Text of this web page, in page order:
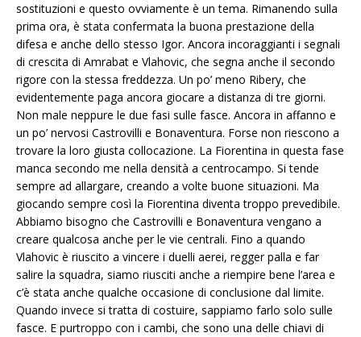
sostituzioni e questo ovviamente è un tema. Rimanendo sulla
prima ora, è stata confermata la buona prestazione della
difesa e anche dello stesso Igor. Ancora incoraggianti i segnali
di crescita di Amrabat e Vlahovic, che segna anche il secondo
rigore con la stessa freddezza. Un po’ meno Ribery, che
evidentemente paga ancora giocare a distanza di tre giorni.
Non male neppure le due fasi sulle fasce. Ancora in affanno e
un po’ nervosi Castrovilli e Bonaventura. Forse non riescono a
trovare la loro giusta collocazione. La Fiorentina in questa fase
manca secondo me nella densità a centrocampo. Si tende
sempre ad allargare, creando a volte buone situazioni. Ma
giocando sempre così la Fiorentina diventa troppo prevedibile.
Abbiamo bisogno che Castrovilli e Bonaventura vengano a
creare qualcosa anche per le vie centrali. Fino a quando
Vlahovic è riuscito a vincere i duelli aerei, regger palla e far
salire la squadra, siamo riusciti anche a riempire bene l’area e
c’è stata anche qualche occasione di conclusione dal limite.
Quando invece si tratta di costuire, sappiamo farlo solo sulle
fasce. E purtroppo con i cambi, che sono una delle chiavi di